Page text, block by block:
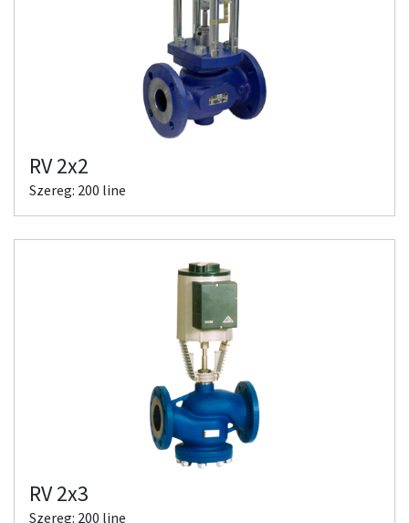
RV 2x2
Szereg: 200 line
RV 2x3
Szereg: 200 line